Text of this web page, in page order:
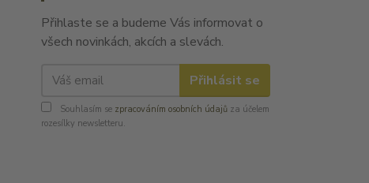
Přihlaste se a budeme Vás informovat o
všech novinkách, akcích a slevách.
Přihlásit se
Souhlasím se zpracováním osobních údajů za účelem
rozesílky newsletteru.